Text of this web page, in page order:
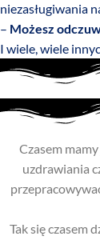
niezasługiwania
– Możesz
I wiele, wiele
Czasem
uzdrawiania
Tak się czasem